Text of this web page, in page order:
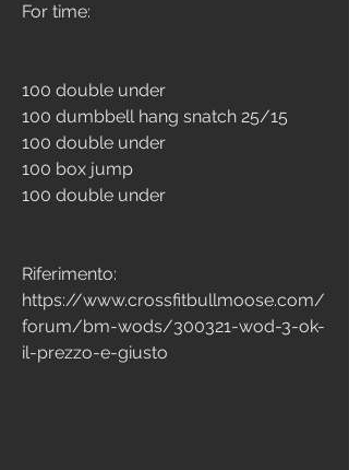
For time:
100 double under
100 dumbbell hang snatch 25/15
100 double under
100 box jump
100 double under
Riferimento:
https://www.crossfitbullmoose.com/
forum/bm-wods/300321-wod-3-ok-
il-prezzo-e-giusto